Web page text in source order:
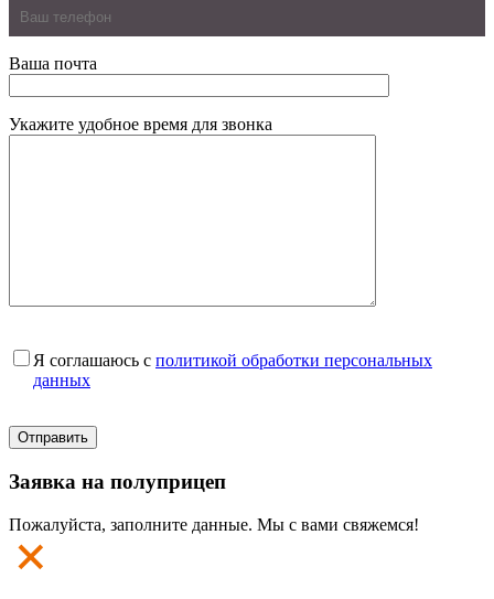
Ваша почта
Укажите удобное время для звонка
Я соглашаюсь с политикой обработки персональных
данных
Заявка на полуприцеп
Пожалуйста, заполните данные. Мы с вами свяжемся!